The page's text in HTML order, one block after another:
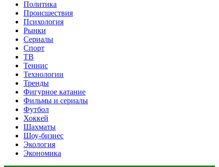
Политика
Происшествия
Психология
Рынки
Сериалы
Спорт
ТВ
Теннис
Технологии
Тренды
Фигурное катание
Фильмы и сериалы
Футбол
Хоккей
Шахматы
Шоу-бизнес
Экология
Экономика